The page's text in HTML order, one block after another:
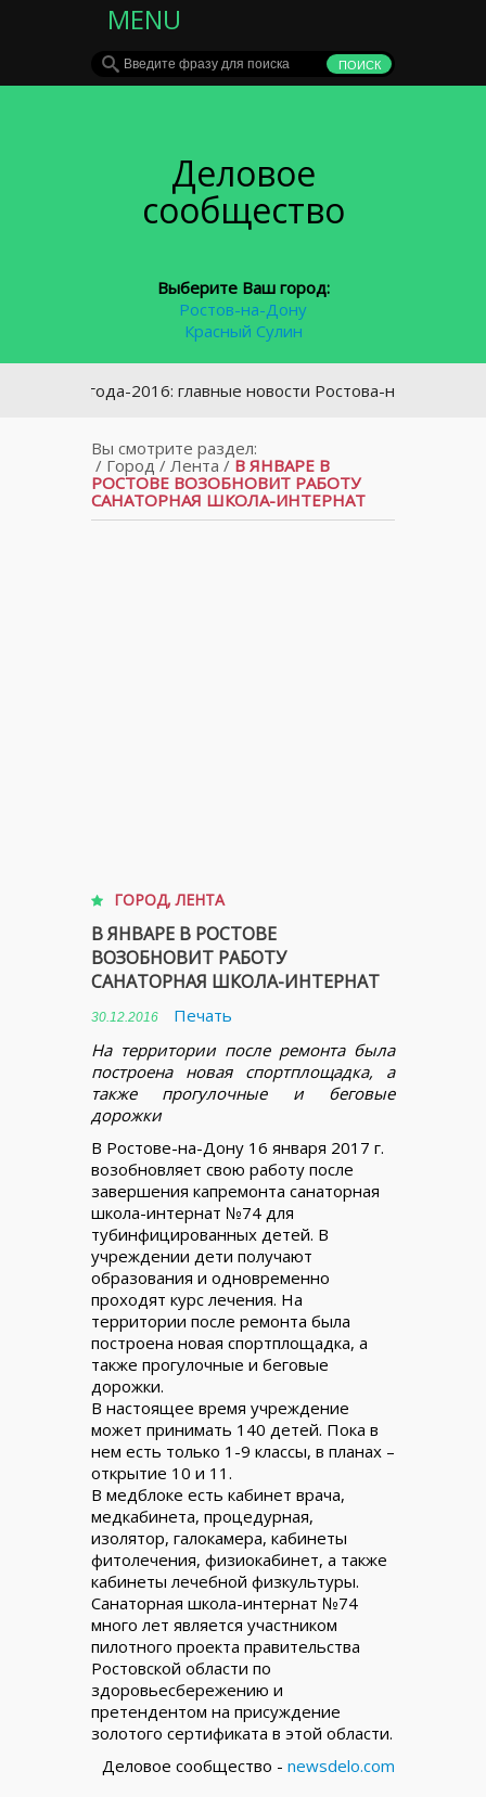
MENU
Деловое
сообщество
Выберите Ваш город:
Ростов-на-Дону
Красный Сулин
года-2016: главные новости Ростова-на-Дону
Вы смотрите раздел:
/ Город/ Лента / В ЯНВАРЕ В
РОСТОВЕ ВОЗОБНОВИТ РАБОТУ
САНАТОРНАЯ ШКОЛА-ИНТЕРНАТ
ГОРОД,ЛЕНТА
В ЯНВАРЕ В РОСТОВЕ
ВОЗОБНОВИТ РАБОТУ
САНАТОРНАЯ ШКОЛА-ИНТЕРНАТ
30.12.2016
Печать
На территории после ремонта была
построена новая спортплощадка, а
также прогулочные и беговые
дорожки
В Ростове-на-Дону 16 января 2017 г.
возобновляет свою работу после
завершения капремонта санаторная
школа-интернат №74 для
тубинфицированных детей. В
учреждении дети получают
образования и одновременно
проходят курс лечения. На
территории после ремонта была
построена новая спортплощадка, а
также прогулочные и беговые
дорожки.
В настоящее время учреждение
может принимать 140 детей. Пока в
нем есть только 1-9 классы, в планах –
открытие 10 и 11.
В медблоке есть кабинет врача,
медкабинета, процедурная,
изолятор, галокамера, кабинеты
фитолечения, физиокабинет, а также
кабинеты лечебной физкультуры.
Санаторная школа-интернат №74
много лет является участником
пилотного проекта правительства
Ростовской области по
здоровьесбережению и
претендентом на присуждение
золотого сертификата в этой области.
Деловое сообщество - newsdelo.com